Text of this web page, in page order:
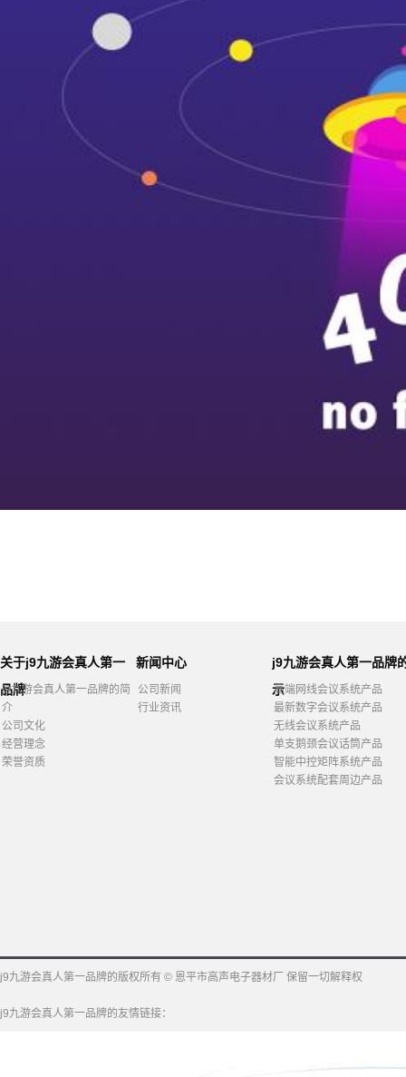
关于j9九游会真人第一
品牌
j9九游会真人第一品牌的简
介
公司文化
经营理念
荣誉资质
新闻中心
公司新闻
行业资讯
j9九游会真人第一品牌
示
高端网线会议系统产品
最新数字会议系统产品
无线会议系统产品
单支鹅颈会议话筒产品
智能中控矩阵系统产品
会议系统配套周边产品
j9九游会真人第一品牌的版权所有 © 恩平市高声电子器材厂 保留一切解释权
j9九游会真人第一品牌的友情链接：